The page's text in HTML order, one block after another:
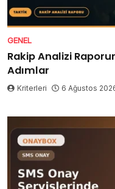
GENEL
Rakip Analizi
Adımlar
Kriterleri 6 Ağustos